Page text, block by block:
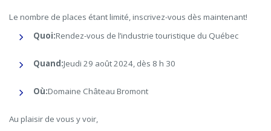
Le nombre de places étant limité, inscrivez-vous dès maintenant!
Quoi:Rendez-vous de l’industrie touristique du Québec
Quand:Jeudi 29 août 2024, dès 8 h 30
Où:Domaine Château Bromont
Au plaisir de vous y voir,